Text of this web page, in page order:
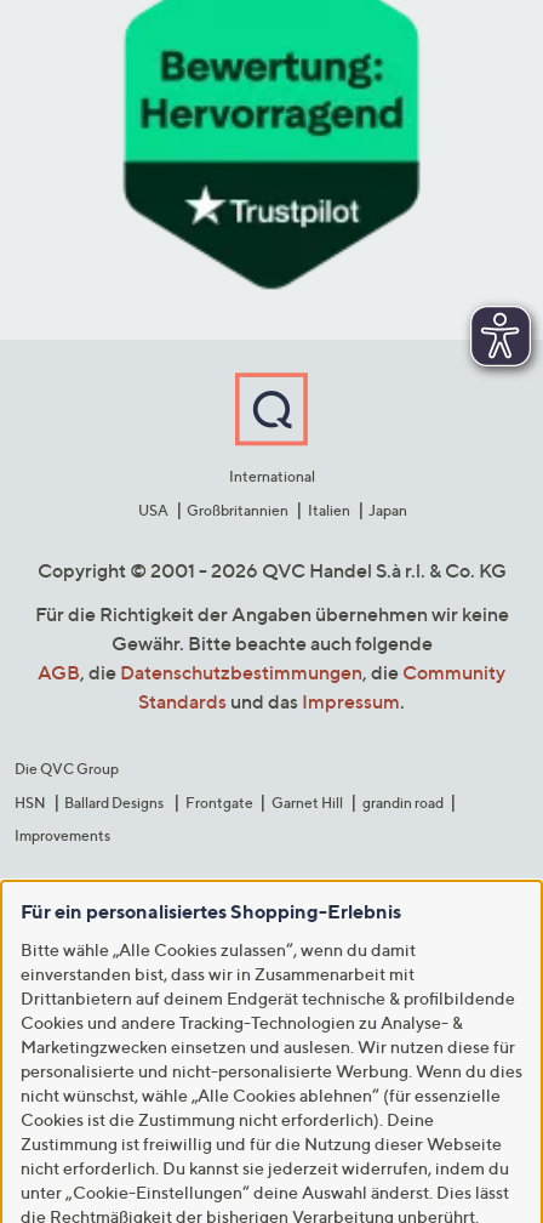
International
USA
Großbritannien Italien Japan
Copyright © 2001 - 2026 QVC Handel S.à r.l. & Co. KG
Für die Richtigkeit der Angaben übernehmen wir keine
Gewähr. Bitte beachte auch folgende
AGB, die Datenschutzbestimmungen, die Community
Standards und das Impressum.
Die QVC Group
HSN
Ballard Designs Frontgate Garnet Hill
grandin road
Improvements
Für ein personalisiertes Shopping-Erlebnis
Bitte wähle „Alle Cookies zulassen“, wenn du damit
einverstanden bist, dass wir in Zusammenarbeit mit
Drittanbietern auf deinem Endgerät technische & profilbildende
Cookies und andere Tracking-Technologien zu Analyse- &
Marketingzwecken einsetzen und auslesen. Wir nutzen diese für
personalisierte und nicht-personalisierte Werbung. Wenn du dies
nicht wünschst, wähle „Alle Cookies ablehnen“ (für essenzielle
Cookies ist die Zustimmung nicht erforderlich). Deine
Zustimmung ist freiwillig und für die Nutzung dieser Webseite
nicht erforderlich. Du kannst sie jederzeit widerrufen, indem du
unter „Cookie-Einstellungen“ deine Auswahl änderst. Dies lässt
die Rechtmäßigkeit der bisherigen Verarbeitung unberührt.